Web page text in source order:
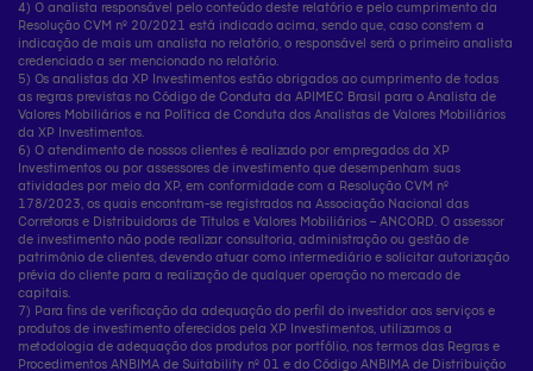
4) O analista responsável pelo conteúdo deste relatório e pelo cumprimento da
Resolução CVM nº 20/2021 está indicado acima, sendo que, caso constem a
indicação de mais um analista no relatório, o responsável será o primeiro analista
credenciado a ser mencionado no relatório.
5) Os analistas da XP Investimentos estão obrigados ao cumprimento de todas
as regras previstas no Código de Conduta da APIMEC Brasil para o Analista de
Valores Mobiliários e na Política de Conduta dos Analistas de Valores Mobiliários
da XP Investimentos.
6) O atendimento de nossos clientes é realizado por empregados da XP
Investimentos ou por assessores de investimento que desempenham suas
atividades por meio da XP, em conformidade com a Resolução CVM nº
178/2023, os quais encontram-se registrados na Associação Nacional das
Corretoras e Distribuidoras de Títulos e Valores Mobiliários – ANCORD. O assessor
de investimento não pode realizar consultoria, administração ou gestão de
patrimônio de clientes, devendo atuar como intermediário e solicitar autorização
prévia do cliente para a realização de qualquer operação no mercado de
capitais.
7) Para fins de verificação da adequação do perfil do investidor aos serviços e
produtos de investimento oferecidos pela XP Investimentos, utilizamos a
metodologia de adequação dos produtos por portfólio, nos termos das Regras e
Procedimentos ANBIMA de Suitability nº 01 e do Código ANBIMA de Distribuição